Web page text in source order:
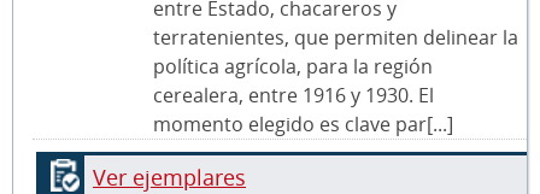
entre Estado, chacareros y
terratenientes, que permiten delinear la
política agrícola, para la región
cerealera, entre 1916 y 1930. El
momento elegido es clave par[...]
Ver ejemplares